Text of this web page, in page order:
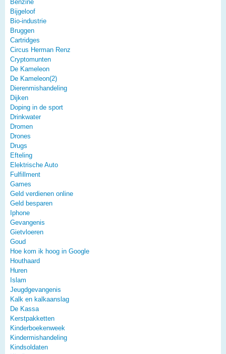
Benzine
Bijgeloof
Bio-industrie
Bruggen
Cartridges
Circus Herman Renz
Cryptomunten
De Kameleon
De Kameleon(2)
Dierenmishandeling
Dijken
Doping in de sport
Drinkwater
Dromen
Drones
Drugs
Efteling
Elektrische Auto
Fulfillment
Games
Geld verdienen online
Geld besparen
Iphone
Gevangenis
Gietvloeren
Goud
Hoe kom ik hoog in Google
Houthaard
Huren
Islam
Jeugdgevangenis
Kalk en kalkaanslag
De Kassa
Kerstpakketten
Kinderboekenweek
Kindermishandeling
Kindsoldaten